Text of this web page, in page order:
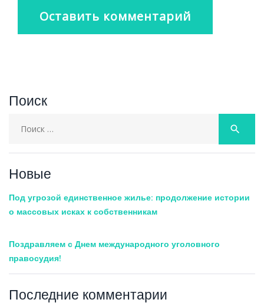
Поиск
search
Новые
Под угрозой единственное жилье: продолжение истории
о массовых исках к собственникам
Поздравляем с Днем международного уголовного
правосудия!
Последние комментарии